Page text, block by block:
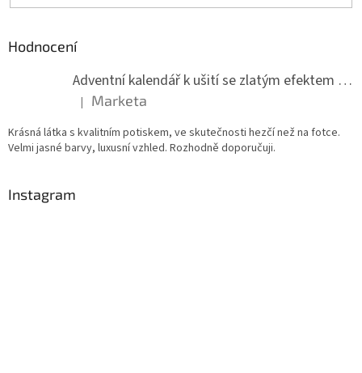
Hodnocení
Adventní kalendář k ušití se zlatým efektem 042Q
Hodnocení produktu je 5 z 5 hvězdiček.
| Marketa
Krásná látka s kvalitním potiskem, ve skutečnosti hezčí než na fotce.
Velmi jasné barvy, luxusní vzhled. Rozhodně doporučuji.
Instagram